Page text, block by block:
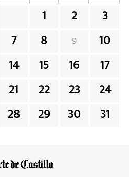
1 2 3
7 8 9 10
14 15 16 17
21 22 23 24
28 29 30 31